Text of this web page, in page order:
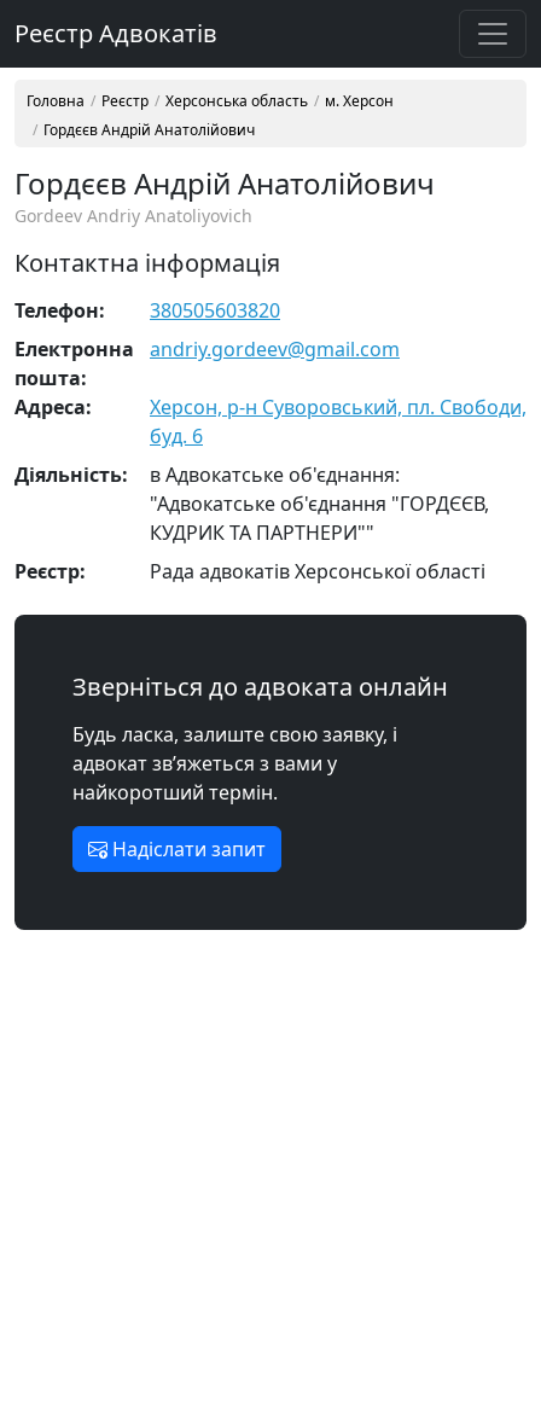
Реєстр Адвокатів
Головна Реєстр Херсонська область
м. Херсон
Гордєєв Андрій Анатолійович
Гордєєв Андрій Анатолійович
Gordeev Andriy Anatoliyovich
Контактна інформація
Телефон:
380505603820
Електронна
пошта:
andriy.gordeev@gmail.com
Адреса:
Херсон, р-н Суворовський, пл. Свободи,
буд. 6
Діяльність:
в Адвокатське об'єднання:
"Адвокатське об'єднання "ГОРДЄЄВ,
КУДРИК ТА ПАРТНЕРИ""
Реєстр:
Рада адвокатів Херсонської області
Зверніться до адвоката онлайн
Будь ласка, залиште свою заявку, і
адвокат зв’яжеться з вами у
найкоротший термін.
Надіслати запит